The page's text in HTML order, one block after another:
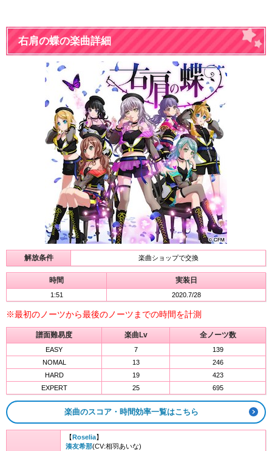
右肩の蝶の楽曲詳細
解放条件 楽曲ショップで交換
時間 実装日
1:51 2020.7/28
※最初のノーツから最後のノーツまでの時間を計測
譜面難易度 楽曲Lv 全ノーツ数
EASY 7
139
NOMAL
13
246
HARD
19
423
EXPERT
25 695
楽曲のスコア・時間効率一覧はこちら
【 Roselia】
湊友希那(CV:相羽あいな)